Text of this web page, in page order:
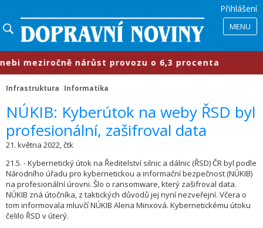
Přihlášení
MENU
nárůst provozu o 6,3 procenta
Infrastruktura Informatika
​NÚKIB: Kyberútok na weby ŘSD byl
profesionální, zašifroval data
21. května 2022, čtk
21.5. - Kybernetický útok na Ředitelství silnic a dálnic (ŘSD) ČR byl podle
Národního úřadu pro kybernetickou a informační bezpečnost (NÚKIB)
na profesionální úrovni. Šlo o ransomware, který zašifroval data.
NÚKIB zná útočníka, z taktických důvodů jej nyní nezveřejní. Včera o
tom informovala mluvčí NÚKIB Alena Minxová. Kybernetickému útoku
čelilo ŘSD v úterý.